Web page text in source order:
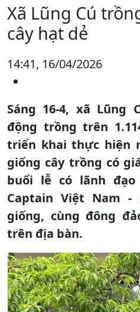
Xã Lũng Cú
cây hạt dẻ
14:41, 16/04/2026
Sáng 16-4, xã Lũng
động trồng trên
triển khai thực hiện
giống cây trồng có
buổi lễ có lãnh đạo
Captain Việt Nam
giống, cùng đông
trên địa bàn.